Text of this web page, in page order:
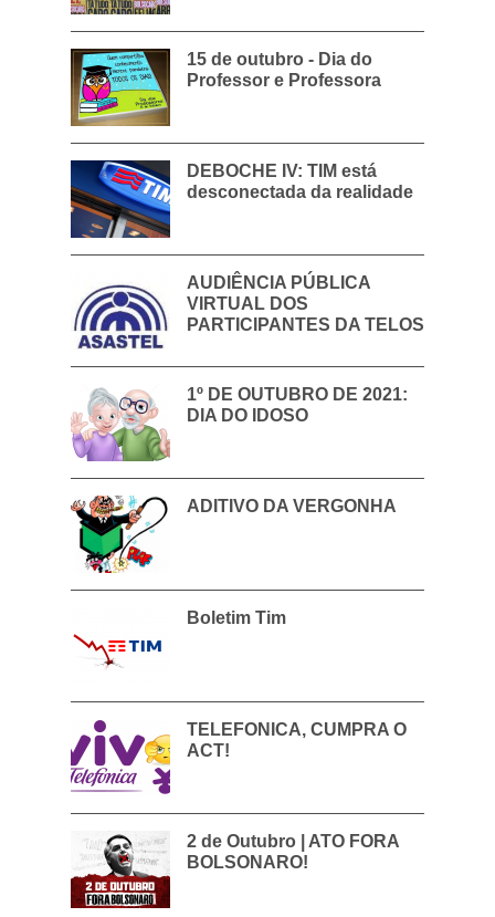
15 de outubro - Dia do
Professor e Professora
DEBOCHE IV: TIM está
desconectada da realidade
AUDIÊNCIA PÚBLICA
VIRTUAL DOS
PARTICIPANTES DA TELOS
1º DE OUTUBRO DE 2021:
DIA DO IDOSO
ADITIVO DA VERGONHA
Boletim Tim
TELEFONICA, CUMPRA O
ACT!
2 de Outubro | ATO FORA
BOLSONARO!